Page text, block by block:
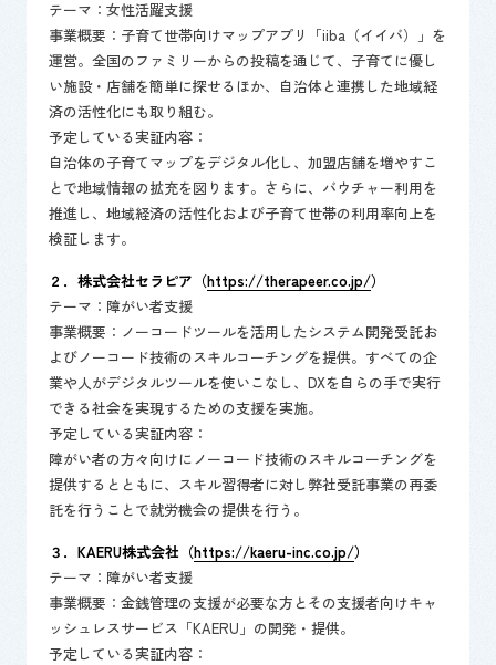
​テーマ：女性活躍支援
事業概要：子育て世帯向けマップアプリ「iiba（イイバ）」を
運営。全国のファミリーからの投稿を通じて、子育てに優し
い施設・店舗を簡単に探せるほか、自治体と連携した地域経
済の活性化にも取り組む。
予定している実証内容：
自治体の子育てマップをデジタル化し、加盟店舗を増やすこ
とで地域情報の拡充を図ります。さらに、バウチャー利用を
推進し、地域経済の活性化および子育て世帯の利用率向上を
検証します。
２．​株式会社セラピア（https://therapeer.co.jp/）
​テーマ：障がい者支援
事業概要：ノーコードツールを活用したシステム開発受託お
よびノーコード技術のスキルコーチングを提供。すべての企
業や人がデジタルツールを使いこなし、DXを自らの手で実行
できる社会を実現するための支援を実施。
予定している実証内容：
障がい者の方々向けにノーコード技術のスキルコーチングを
提供するとともに、スキル習得者に対し弊社受託事業の再委
託を行うことで就労機会の提供を行う。
３．​KAERU株式会社（https://kaeru-inc.co.jp/）
​テーマ：障がい者支援
事業概要：金銭管理の支援が必要な方とその支援者向けキャ
ッシュレスサービス「KAERU」の開発・提供。
予定している実証内容：